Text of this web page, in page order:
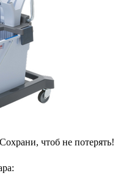
чтоб не потерять!